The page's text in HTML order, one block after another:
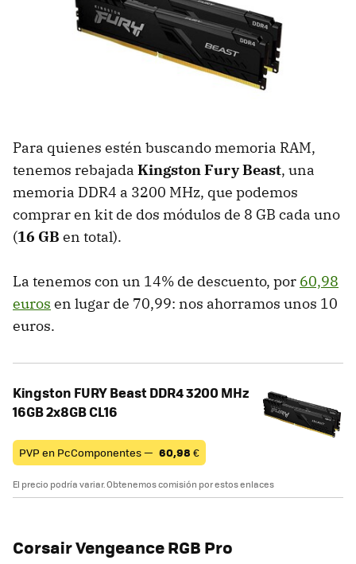
Para quienes estén buscando memoria RAM,
tenemos rebajada Kingston Fury Beast, una
memoria DDR4 a 3200 MHz, que podemos
comprar en kit de dos módulos de 8 GB cada uno
(16 GB en total).
La tenemos con un 14% de descuento, por 60,98
euros en lugar de 70,99: nos ahorramos unos 10
euros.
Kingston FURY Beast DDR4 3200 MHz
16GB 2x8GB CL16
PVP en PcComponentes — 60,98 €
El precio podría variar. Obtenemos comisión por estos enlaces
Corsair Vengeance RGB Pro